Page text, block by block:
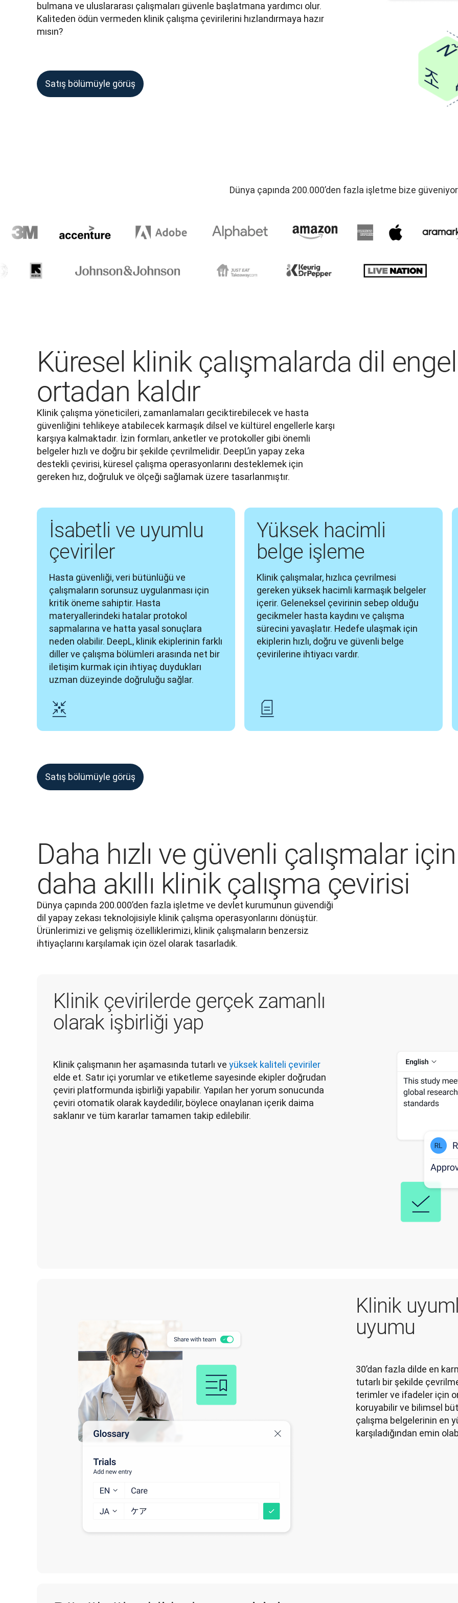
bulmana ve uluslararası çalışmaları güvenle başlatmana yardımcı olur.
Kaliteden ödün vermeden klinik çalışma çevirilerini hızlandırmaya hazır
mısın?
Satış bölümüyle görüş
Dünya çapında 200.000’den fazla işletme bize güveniyor
Küresel klinik çalışmalarda dil
ortadan kaldır
Klinik çalışma yöneticileri, zamanlamaları geciktirebilecek ve hasta
güvenliğini tehlikeye atabilecek karmaşık dilsel ve kültürel engellerle karşı
karşıya kalmaktadır. İzin formları, anketler ve protokoller gibi önemli
belgeler hızlı ve doğru bir şekilde çevrilmelidir. DeepL’in yapay zeka
destekli çevirisi, küresel çalışma operasyonlarını desteklemek için
gereken hız, doğruluk ve ölçeği sağlamak üzere tasarlanmıştır.
İsabetli ve uyumlu
çeviriler
Hasta güvenliği, veri bütünlüğü ve
çalışmaların sorunsuz uygulanması için
kritik öneme sahiptir. Hasta
materyallerindeki hatalar protokol
sapmalarına ve hatta yasal sonuçlara
neden olabilir. DeepL, klinik ekiplerinin farklı
diller ve çalışma bölümleri arasında net bir
iletişim kurmak için ihtiyaç duydukları
uzman düzeyinde doğruluğu sağlar.
Yüksek hacimli
belge işleme
Klinik çalışmalar, hızlıca çevrilmesi
gereken yüksek hacimli karmaşık belgeler
içerir. Geleneksel çevirinin sebep olduğu
gecikmeler hasta kaydını ve çalışma
sürecini yavaşlatır. Hedefe ulaşmak için
ekiplerin hızlı, doğru ve güvenli belge
çevirilerine ihtiyacı vardır.
Satış bölümüyle görüş
Daha hızlı ve güvenli çalışmalar için
daha akıllı klinik çalışma çevirisi
Dünya çapında 200.000’den fazla işletme ve devlet kurumunun güvendiği
dil yapay zekası teknolojisiyle klinik çalışma operasyonlarını dönüştür.
Ürünlerimizi ve gelişmiş özelliklerimizi, klinik çalışmaların benzersiz
ihtiyaçlarını karşılamak için özel olarak tasarladık.
Klinik çevirilerde gerçek zamanlı
olarak işbirliği yap
Klinik çalışmanın her aşamasında tutarlı ve yüksek kaliteli çeviriler
elde et. Satır içi yorumlar ve etiketleme sayesinde ekipler doğrudan
çeviri platformunda işbirliği yapabilir. Yapılan her yorum sonucunda
çeviri otomatik olarak kaydedilir, böylece onaylanan içerik daima
saklanır ve tüm kararlar tamamen takip edilebilir.
Klinik
uyumu
30’dan fazla dilde en
tutarlı bir şekilde
terimler ve ifadeler için
koruyabilir ve bilimsel
çalışma belgelerinin en
karşıladığından emin